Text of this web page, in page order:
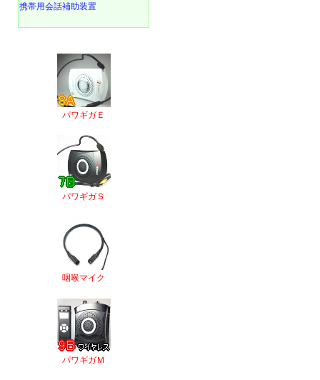
携帯用会話補助装置
パワギガＥ
パワギガＳ
咽喉マイク
パワギガＭ